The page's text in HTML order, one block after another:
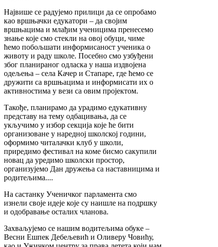
Највише се радујемо прилици да се опробамо
као вршњачки едукатори – да својим
вршњацима и млађим ученицима пренесемо
знање које смо стекли на овој обуци, чиме
ћемо побољшати информисаност ученика о
животу и раду школе. Посебно смо узбуђени
због планираног одласка у наша издвојена
одељења – села Качер и Стапаре, где ћемо се
дружити са вршњацима и информисати их о
активностима у вези са овим пројектом.
Такође, планирамо да урадимо едукативну
представу на тему одбацивања, да се
укључимо у избор секција које ће бити
организоване у наредној школској години,
оформимо читалачки клуб у школи,
приредимо фестивал на коме бисмо сакупили
новац да уредимо школски простор,
организујемо Дан дружења са наставницима и
родитељима....
На састанку Ученичког парламента смо
изнели своје идеје које су наишле на подршку
и одобравање осталих чланова.
Захваљујемо се нашим водитељима обуке –
Весни Ешпек Дебељевић и Оливеру Човићу,